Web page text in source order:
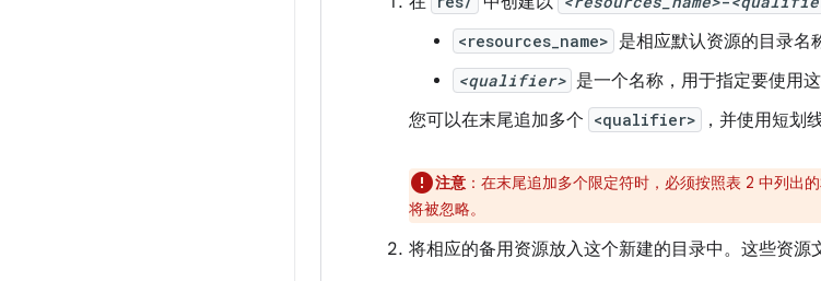
<resources_name> 是相应默认资源的目录名
<qualifier> 是一个名称，用于指定要使用
您可以在末尾追加多个 <qualifier> ， 并使用短划
注意 ：在末尾追加多个限定符时，必须按照表 2 中列出
将被忽略。
将相应的备用资源放入这个新建的目录中。这些资源